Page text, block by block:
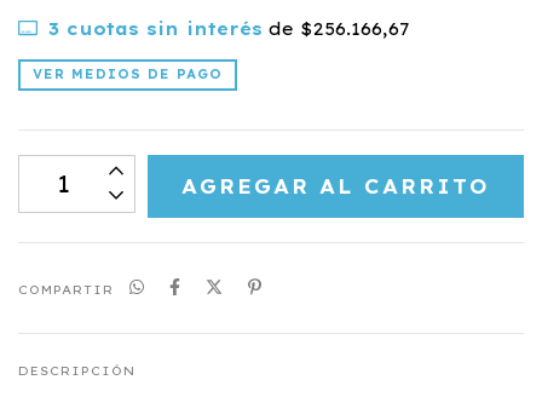
3cuotas sin interés de $256.166,67
VER MEDIOS DE PAGO
COMPARTIR
DESCRIPCIÓN